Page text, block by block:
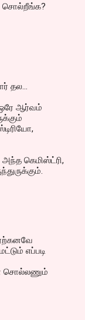
சொல்றீங்க?
தல...
ஆர்வம்
அந்த கெமிஸ்ட்ரி,
எப்படி
சொல்லணும்